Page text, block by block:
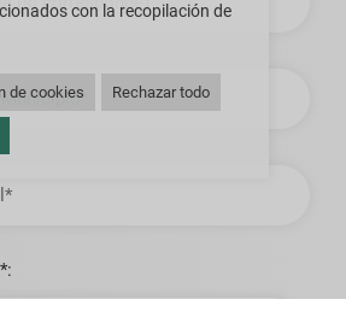
con la recopilación de
de cookies Rechazar todo